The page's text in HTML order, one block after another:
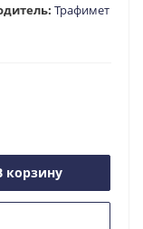
Трафимет
корзину